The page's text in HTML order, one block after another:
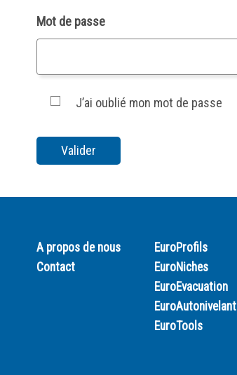
Mot de passe
J’ai oublié mon mot de passe
A propos de nous
Contact
EuroProfils
EuroNiches
EuroEvacuation
EuroAutonivelant
EuroTools